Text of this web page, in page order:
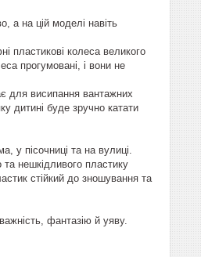
а на цій моделі навіть
пластикові колеса великого
прогумовані, і вони не
для висипання вантажних
дитині буде зручно катати
у пісочниці та на вулиці.
та нешкідливого пластику
стійкий до зношування та
фантазію й уяву.